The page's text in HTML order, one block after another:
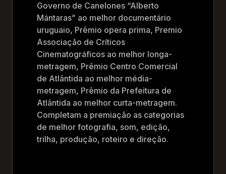
Governo de Canelones “Alberto
Mántaras” ao melhor documentário
uruguaio, Prêmio opera prima, Premio
Associação de Críticos
Cinematográficos ao melhor longa-
metragem, Prêmio Centro Comercial
de Atlântida ao melhor média-
metragem, Prêmio da Prefeitura de
Atlântida ao melhor curta-metragem.
Completam a premiação as categorias
de melhor fotografia, som, edição,
trilha, produção, roteiro e direção.